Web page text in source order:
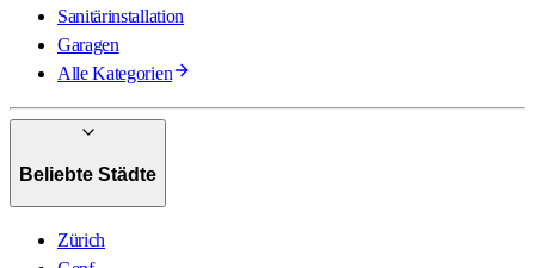
Sanitärinstallation
Garagen
Alle Kategorien
Beliebte Städte
Zürich